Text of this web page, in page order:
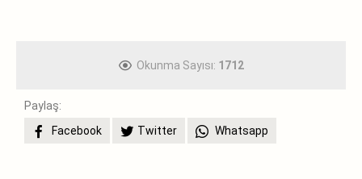
Okunma Sayısı: 1712
Paylaş:
Facebook
Twitter Whatsapp